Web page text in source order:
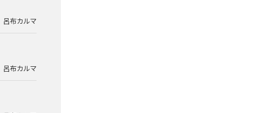
呂布カルマ
呂布カルマ